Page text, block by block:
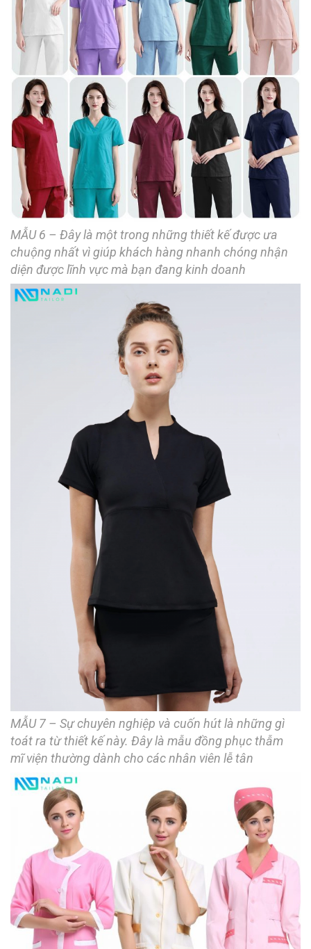
MẪU 6 – Đây là một trong những thiết kế được ưa
chuộng nhất vì giúp khách hàng nhanh chóng nhận
diện được lĩnh vực mà bạn đang kinh doanh
MẪU 7 – Sự chuyên nghiệp và cuốn hút là những gì
toát ra từ thiết kế này. Đây là mẫu đồng phục thẫm
mĩ viện thường dành cho các nhân viên lễ tân